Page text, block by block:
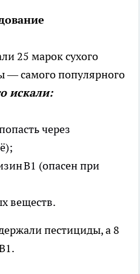
25 марок сухого
— самого популярного
искали:
через
В1 (опасен при
веществ.
пестициды, а 8